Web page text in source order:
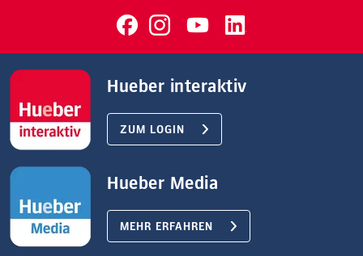
Hueber interaktiv
ZUM LOGIN
Hueber Media
MEHR ERFAHREN